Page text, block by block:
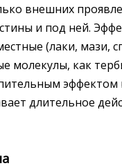
внешних
и под ней.
(лаки, мази,
молекулы, как
эффектом
длительное